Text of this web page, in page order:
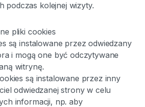
podczas kolejnej wizyty.
pliki cookies
są instalowane przez odwiedzany
i mogą one być odczytywane
witrynę.
są instalowane przez inny
odwiedzanej strony w celu
informacji, np. aby